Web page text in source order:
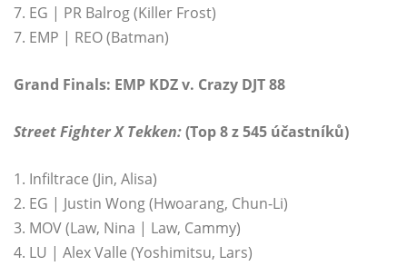
7. EG | PR Balrog (Killer Frost)
7. EMP | REO (Batman)
Grand Finals: EMP KDZ v. Crazy DJT 88
Street Fighter X Tekken:(Top 8 z 545 účastníků)
1. Infiltrace (Jin, Alisa)
2. EG | Justin Wong (Hwoarang, Chun-Li)
3. MOV (Law, Nina | Law, Cammy)
4. LU | Alex Valle (Yoshimitsu, Lars)